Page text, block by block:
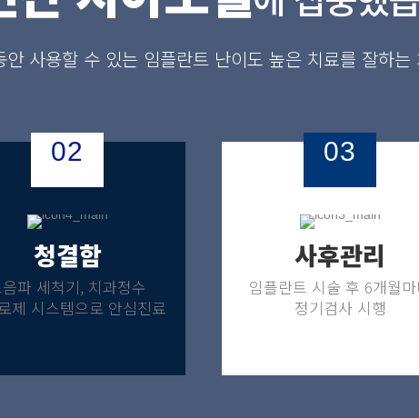
안 사용할 수 있는 임플란트 난이도 높은 치료를 잘하는
02 03
청결함
파 세척기, 치과정수
제 시스템으로 안심진료
사후관리
임플란트 시술 후 6개월
정기검사 시행